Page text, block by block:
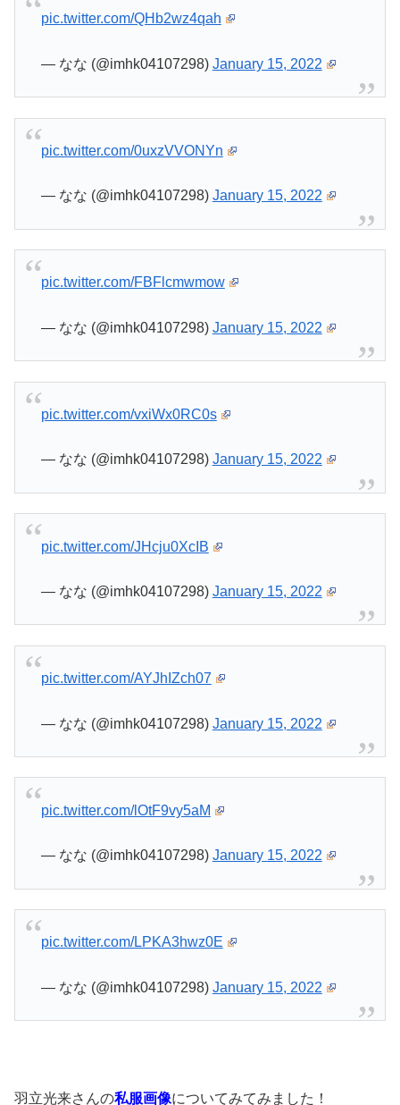
pic.twitter.com/QHb2wz4qah
— なな (@imhk04107298) January 15, 2022
pic.twitter.com/0uxzVVONYn
— なな (@imhk04107298) January 15, 2022
pic.twitter.com/FBFlcmwmow
— なな (@imhk04107298) January 15, 2022
pic.twitter.com/vxiWx0RC0s
— なな (@imhk04107298) January 15, 2022
pic.twitter.com/JHcju0XcIB
— なな (@imhk04107298) January 15, 2022
pic.twitter.com/AYJhIZch07
— なな (@imhk04107298) January 15, 2022
pic.twitter.com/lOtF9vy5aM
— なな (@imhk04107298) January 15, 2022
pic.twitter.com/LPKA3hwz0E
— なな (@imhk04107298) January 15, 2022
羽立光来さんの私服画像についてみてみました！